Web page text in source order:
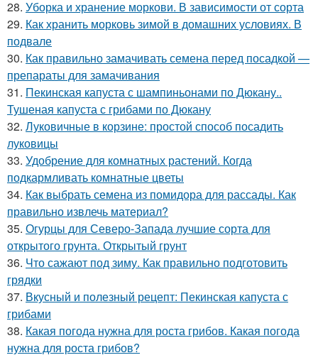
28. Уборка и хранение моркови. В зависимости от сорта
29. Как хранить морковь зимой в домашних условиях. В
подвале
30. Как правильно замачивать семена перед посадкой —
препараты для замачивания
31. Пекинская капуста с шампиньонами по Дюкану..
Тушеная капуста с грибами по Дюкану
32. Луковичные в корзине: простой способ посадить
луковицы
33. Удобрение для комнатных растений. Когда
подкармливать комнатные цветы
34. Как выбрать семена из помидора для рассады. Как
правильно извлечь материал?
35. Огурцы для Северо-Запада лучшие сорта для
открытого грунта. Открытый грунт
36. Что сажают под зиму. Как правильно подготовить
грядки
37. Вкусный и полезный рецепт: Пекинская капуста с
грибами
38. Какая погода нужна для роста грибов. Какая погода
нужна для роста грибов?